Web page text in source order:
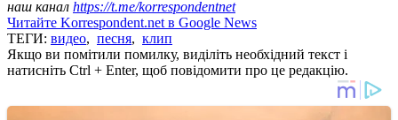
наш канал https://t.me/korrespondentnet
Читайте Korrespondent.net в Google News
ТЕГИ: видео, песня, клип
Якщо ви помітили помилку, виділіть необхідний текст і
натисніть Ctrl + Enter, щоб повідомити про це редакцію.